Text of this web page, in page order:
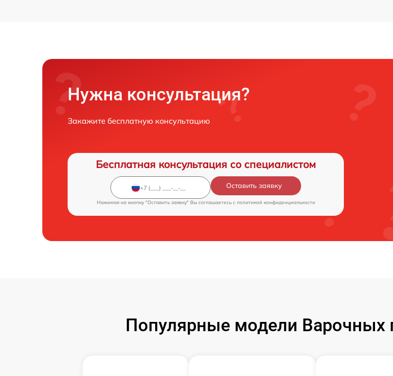
Нужна консультация?
Закажите бесплатную консультацию
Бесплатная консультация со специалистом
Оставить заявку
Нажимая на кнопку "Оставить заявку" Вы соглашаетесь c политикой конфиденциальности
Популярные модели Варочных